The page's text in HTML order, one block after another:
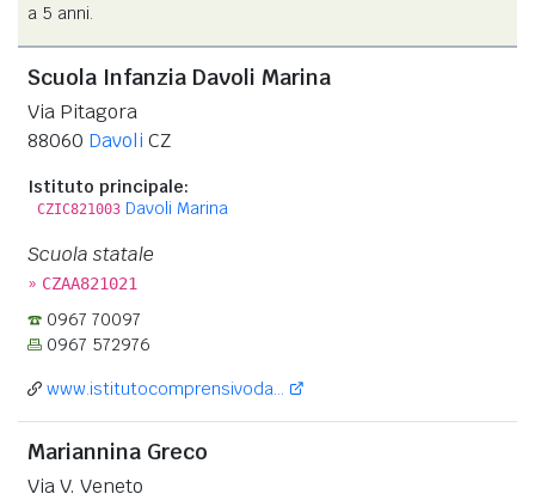
a 5 anni.
Scuola Infanzia Davoli Marina
Via Pitagora
88060 Davoli CZ
Istituto principale:
CZIC821003 Davoli Marina
Scuola statale
» CZAA821021
0967 70097
0967 572976
www.istitutocomprensivoda...
Mariannina Greco
Via V. Veneto